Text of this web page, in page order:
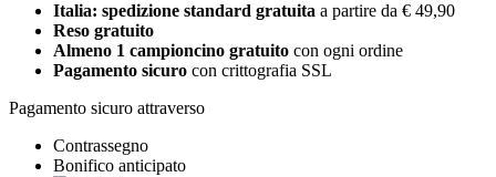
Italia: spedizione standard gratuita a partire da € 49,90
Reso gratuito
Almeno 1 campioncino gratuito con ogni ordine
Pagamento sicuro con crittografia SSL
Pagamento sicuro attraverso
Contrassegno
Bonifico anticipato